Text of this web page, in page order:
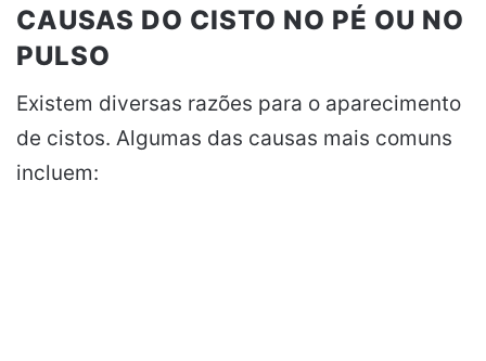
CAUSAS DO CISTO NO PÉ OU NO
PULSO
Existem diversas razões para o aparecimento
de cistos. Algumas das causas mais comuns
incluem: